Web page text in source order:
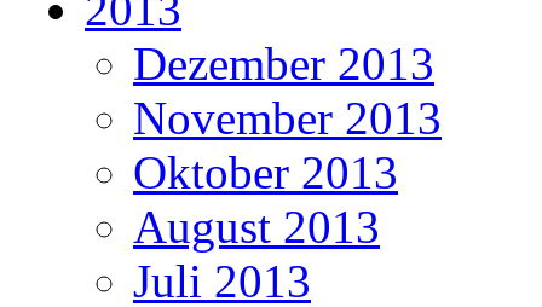
Dezember 2013
November 2013
Oktober 2013
August 2013
Juli 2013